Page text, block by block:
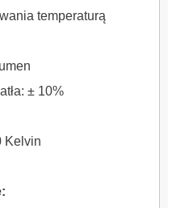
temperaturą
± 10%
Kelvin